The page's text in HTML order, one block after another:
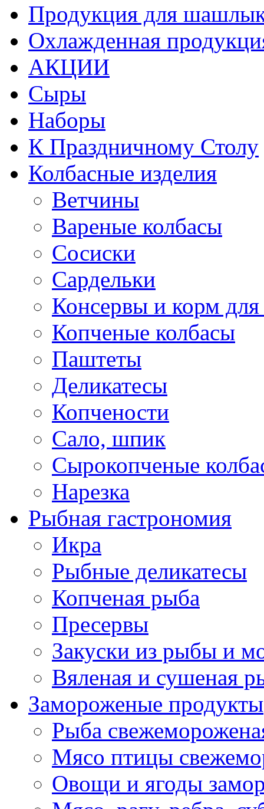
Продукция для
Охлажденная
АКЦИИ
Сыры
Наборы
К Праздничному Столу
Колбасные изделия
Ветчины
Вареные колбасы
Сосиски
Сардельки
Консервы и корм
Копченые колбасы
Паштеты
Деликатесы
Копчености
Сало, шпик
Сырокопченые
Нарезка
Рыбная гастрономия
Икра
Рыбные деликатесы
Копченая рыба
Пресервы
Закуски из рыбы и
Вяленая и сушеная
Замороженые продукты
Рыба
Мясо птицы
Овощи и ягоды